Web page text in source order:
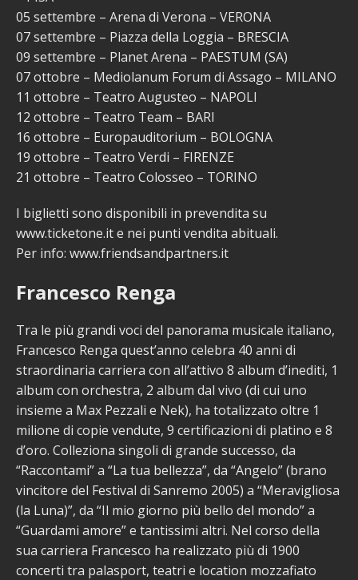
05 settembre – Arena di Verona – VERONA
07 settembre – Piazza della Loggia – BRESCIA
09 settembre – Planet Arena – PAESTUM (SA)
07 ottobre – Mediolanum Forum di Assago – MILANO
11 ottobre – Teatro Augusteo – NAPOLI
12 ottobre – Teatro Team – BARI
16 ottobre – Europauditorium – BOLOGNA
19 ottobre – Teatro Verdi – FIRENZE
21 ottobre – Teatro Colosseo – TORINO
I biglietti sono disponibili in prevendita su
www.ticketone.it e nei punti vendita abituali.
Per info: www.friendsandpartners.it
Francesco Renga
Tra le più grandi voci del panorama musicale italiano,
Francesco Renga quest’anno celebra 40 anni di
straordinaria carriera con all’attivo 8 album d’inediti, 1
album con orchestra, 2 album dal vivo (di cui uno
insieme a Max Pezzali e Nek), ha totalizzato oltre 1
milione di copie vendute, 9 certificazioni di platino e 8
d’oro. Colleziona singoli di grande successo, da
“Raccontami” a “La tua bellezza”, da “Angelo” (brano
vincitore del Festival di Sanremo 2005) a “Meravigliosa
(la Luna)”, da “Il mio giorno più bello del mondo” a
“Guardami amore” e tantissimi altri. Nel corso della
sua carriera Francesco ha realizzato più di 1900
concerti tra palasport, teatri e location mozzafiato